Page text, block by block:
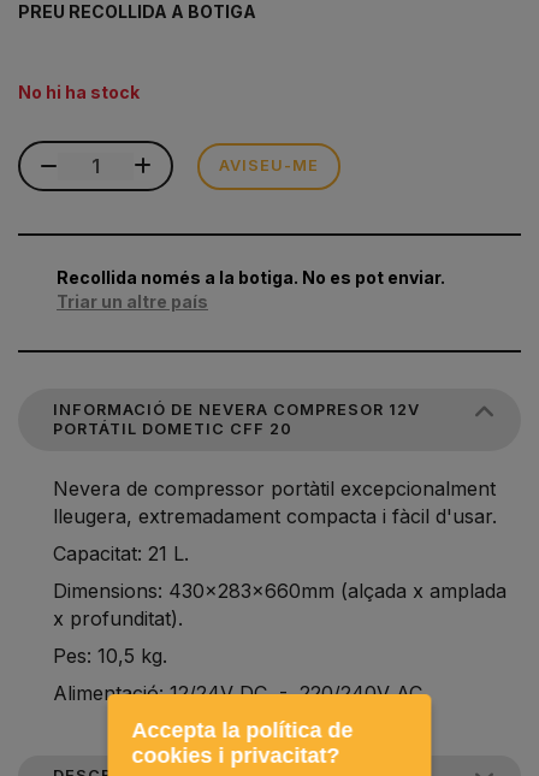
PREU RECOLLIDA A BOTIGA
No hi ha stock
AVISEU-ME
Recollida només a la botiga. No es pot enviar.
Triar un altre país
INFORMACIÓ DE NEVERA COMPRESOR 12V
PORTÁTIL DOMETIC CFF 20
Nevera de compressor portàtil excepcionalment
lleugera, extremadament compacta i fàcil d'usar.
Capacitat: 21 L.
Dimensions: 430x283x660mm (alçada x amplada
x profunditat).
Pes: 10,5 kg.
Alimentació: 12/24V DC - 220/240V AC.
Accepta la política de
cookies i privacitat?